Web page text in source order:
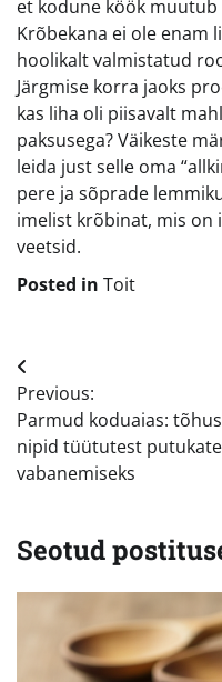
et kodune köök
Krõbekana ei ole enam
hoolikalt valmistatud
Järgmise korra jaoks
kas liha oli piisavalt
paksusega? Väikeste
leida just selle oma
pere ja sõprade
imelist krõbinat, mis on
veetsid.
Posted in Toit
Navigeerimine
Previous:
Parmud koduaias:
nipid tüütutest
vabanemiseks
Seotud